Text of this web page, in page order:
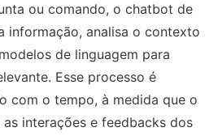
ou comando, o chatbot de
informação, analisa o contexto
de linguagem para
Esse processo é
com o tempo, à medida que o
interações e feedbacks dos